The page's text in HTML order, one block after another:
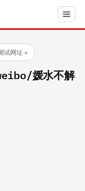
试网址→
媛水不解